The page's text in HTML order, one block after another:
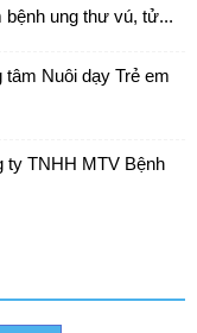
ung thư vú, tử...
Nuôi dạy Trẻ em
ty TNHH MTV Bệnh